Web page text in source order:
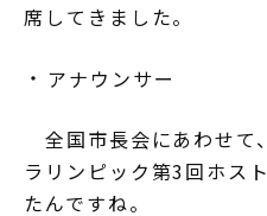
席してきました。
アナウンサー
全国市長会にあわせて
ラリンピック第3回ホス
たんですね。